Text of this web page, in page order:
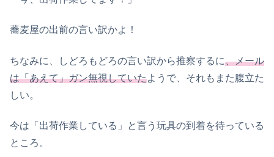
蕎麦屋の出前の言い訳かよ！
ちなみに、しどろもどろの言い訳から推察するに、メール
は「あえて」ガン無視していたようで、それもまた腹立た
しい。
今は「出荷作業している」と言う玩具の到着を待っている
ところ。